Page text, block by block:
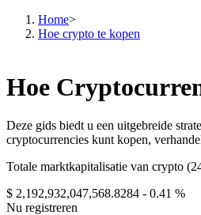
Termijncontracten
Home>
Hoe crypto te kopen
Hoe
Deze gids biedt u een uitgebreide
cryptocurrencies kunt kopen,
Totale marktkapitalisatie van crypto
$ 2,192,932,047,568.8284 - 0.41 %
Nu registreren